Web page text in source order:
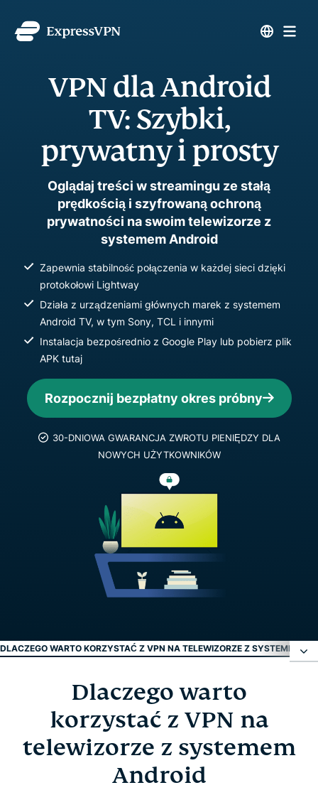
VPN dla Android
TV: Szybki,
prywatny i prosty
Oglądaj treści w streamingu ze stałą
prędkością i szyfrowaną ochroną
prywatności na swoim telewizorze z
systemem Android
Zapewnia stabilność połączenia w każdej sieci dzięki
protokołowi Lightway
Działa z urządzeniami głównych marek z systemem
Android TV, w tym Sony, TCL i innymi
Instalacja bezpośrednio z Google Play lub pobierz plik
APK tutaj
Rozpocznij bezpłatny okres próbny
30-DNIOWA GWARANCJA ZWROTU PIENIĘDZY DLA
NOWYCH UŻYTKOWNIKÓW
DLACZEGO WARTO KORZYSTAĆ Z VPN NA TELEWIZORZE Z SYSTEMEM
Dlaczego warto korzystać z VPN na telewizorze z
systemem Android
Jak skonfigurować ExpressVPN na Android TV w
trzech prostych krokach
Dlaczego warto
korzystać z VPN na
telewizorze z systemem
Android